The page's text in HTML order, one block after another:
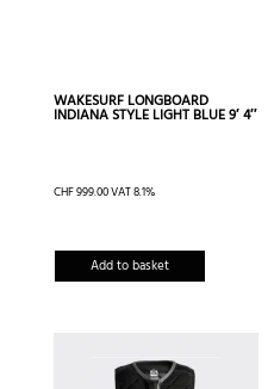
WAKESURF LONGBOARD
INDIANA STYLE LIGHT BLUE 9′ 4″
CHF999.00VAT 8.1%
Add to basket